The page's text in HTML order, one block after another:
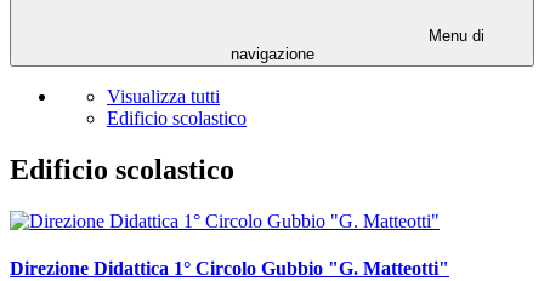
Menu di
navigazione
Visualizza tutti
Edificio scolastico
Edificio scolastico
Direzione Didattica 1° Circolo Gubbio "G. Matteotti"